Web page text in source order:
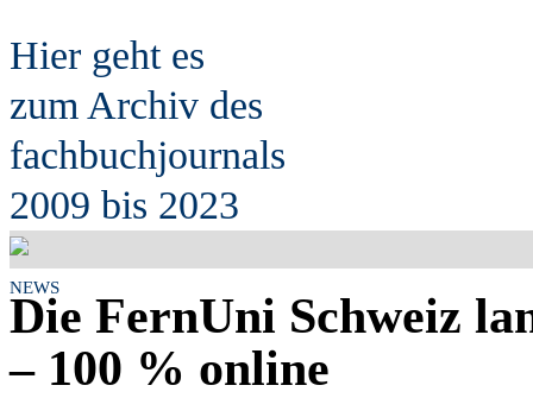
Hier geht es
zum Archiv des
fachbuchjournals
2009 bis 2023
NEWS
Die FernUni Schweiz
– 100 % online